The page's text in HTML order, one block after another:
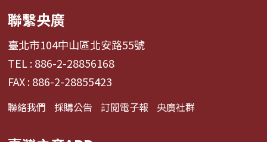
聯繫央廣
臺北市104中山區北安路55號
TEL : 886-2-28856168
FAX : 886-2-28855423
聯絡我們 採購公告 訂閱電子報 央廣社群